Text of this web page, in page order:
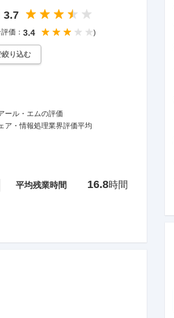
3.7
価： 3.4 )
絞り込む
ール・エムの評価
ア・情報処理業界評価平均
平均残業時間 16.8時間